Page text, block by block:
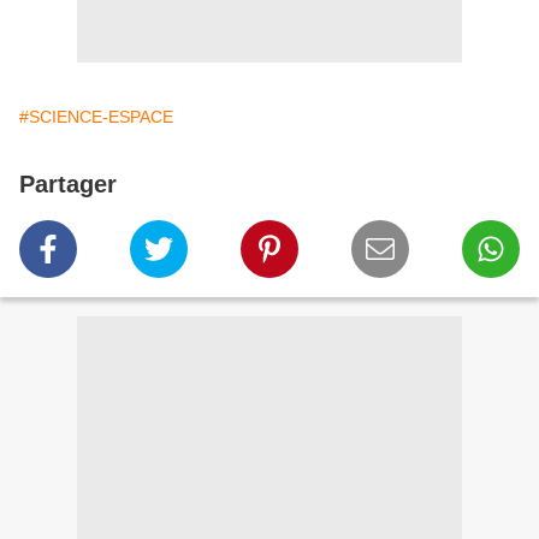
#SCIENCE-ESPACE
Partager